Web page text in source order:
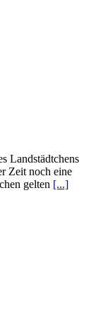
Landstädtchens
Zeit noch eine
gelten [...]